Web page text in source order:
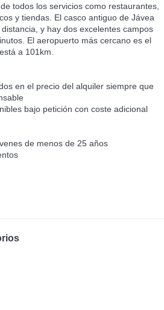
todos los servicios como restaurantes,
y tiendas. El casco antiguo de Jávea
y hay dos excelentes campos
El aeropuerto más cercano es el
a 101km.
en el precio del alquiler siempre que
bajo petición con coste adicional
de menos de 25 años